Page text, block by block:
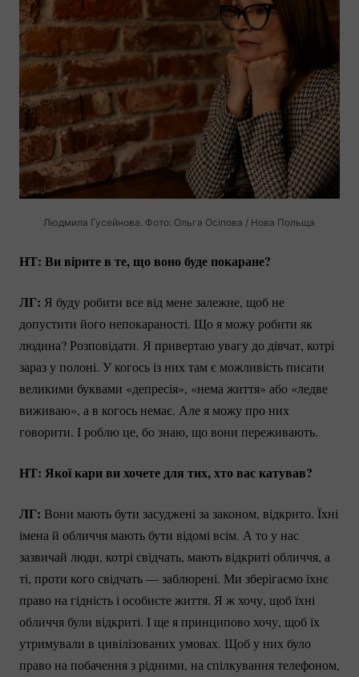
Людмила Гусейнова. Фото: Ольга Осіпова / Нова Польща
НТ: Ви вірите в те, що воно буде покаране?
ЛГ: Я буду робити все від мене залежне, щоб не
допустити його непокараності. Що я можу робити як
людина? Розповідати. Я привертаю увагу до дівчат, котрі
зараз у полоні. У когось із них там є можливість писати
великими буквами «депресія», «нема життя» або «ледве
виживаю», а в когось немає. Але я можу про них
говорити. І роблю це, бо знаю, що вони переживають.
НТ: Якої кари ви хочете для тих, хто вас катував?
ЛГ: Вони мають бути засуджені за законом, відкрито. Їхні
імена й обличчя мають бути відомі всім. А то у нас
зазвичай люди, котрі свідчать, мають відкриті обличчя, а
ті, проти кого свідчать — заблюрені. Ми зберігаємо їхнє
право на гідність і особисте життя. Я ж хочу, щоб їхні
обличчя були відкриті. І ще я принципово хочу, щоб їх
утримували в цивілізованих умовах. Щоб у них було
право на побачення з рідними, на спілкування телефоном,